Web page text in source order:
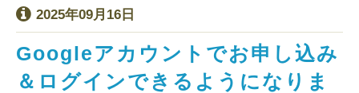
2025年09月16日
Googleアカウントでお申し込み
＆ログインできるようになりま